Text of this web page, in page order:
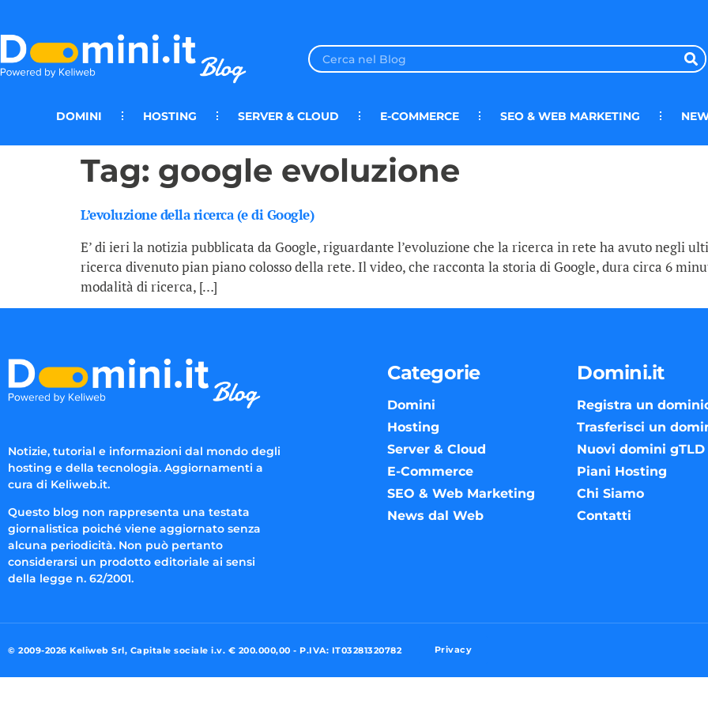
DOMINI HOSTING SERVER & CLOUD E-COMMERCE SEO & WEB MARKETING
Tag: google evoluzione
L’evoluzione della ricerca (e di Google)
E’ di ieri la notizia pubblicata da Google, riguardante l’evoluzione che la ricerca in rete ha avuto negli
ricerca divenuto pian piano colosso della rete. Il video, che racconta la storia di Google, dura circa 6
modalità di ricerca, […]
Notizie, tutorial e informazioni dal mondo degli
hosting e della tecnologia. Aggiornamenti a
cura di Keliweb.it.
Questo blog non rappresenta una testata
giornalistica poiché viene aggiornato senza
alcuna periodicità. Non può pertanto
considerarsi un prodotto editoriale ai sensi
della legge n. 62/2001.
Categorie
Domini
Hosting
Server & Cloud
E-Commerce
SEO & Web Marketing
News dal Web
Domini.it
Registra un
Trasferisci un
Nuovi domini gTLD
Piani Hosting
Chi Siamo
Contatti
© 2009-2026 Keliweb Srl, Capitale sociale i.v. € 200.000,00 - P.IVA: IT03281320782 Privacy